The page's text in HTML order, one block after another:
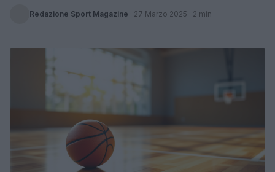
Redazione Sport Magazine · 27 Marzo 2025 · 2 min